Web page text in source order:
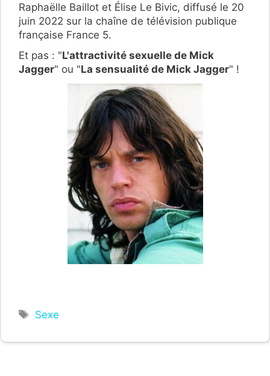
Raphaëlle Baillot et Élise Le Bivic, diffusé le 20
juin 2022 sur la chaîne de télévision publique
française France 5.
Et pas : "L'attractivité sexuelle de Mick
Jagger" ou "La sensualité de Mick Jagger" !
Étiquettes
Sexe